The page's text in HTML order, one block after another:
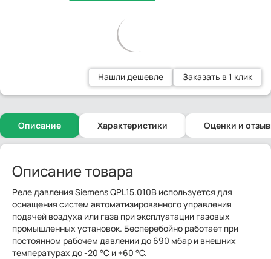
Нашли дешевле Заказать в 1 клик
Описание Характеристики Оценки и
Описание товара
Реле давления Siemens QPL15.010B используется для
оснащения систем автоматизированного управления
подачей воздуха или газа при эксплуатации газовых
промышленных установок. Бесперебойно работает при
постоянном рабочем давлении до 690 мбар и внешних
температурах до -20 °C и +60 °C.